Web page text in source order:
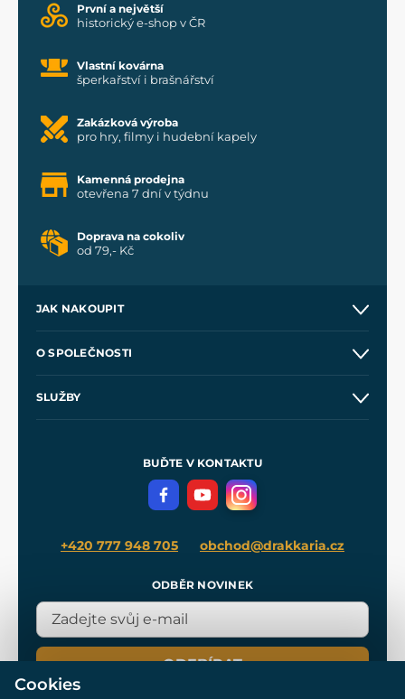
První a největší
historický e-shop v ČR
Vlastní kovárna
šperkařství i brašnářství
Zakázková výroba
pro hry, filmy i hudební kapely
Kamenná prodejna
otevřena 7 dní v týdnu
Doprava na cokoliv
od 79,- Kč
JAK NAKOUPIT
Velkoobchod
O SPOLEČNOSTI
SLUŽBY
Meče pro Kingdom Come
BUĎTE V KONTAKTU
+420 777 948 705 obchod@drakkaria.cz
ODBĚR NOVINEK
ODEBÍRAT
Cookies